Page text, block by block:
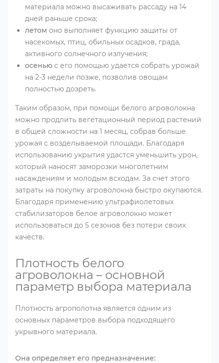
материала можно высаживать рассаду на 14
дней раньше срока;
летом оно выполняет функцию защиты от
насекомых, птиц, обильных осадков, града,
активного солнечного излучения;
осенью с его помощью удается собрать урожай
на 2-3 недели позже, позволив овощам
полностью дозреть.
Таким образом, при помощи белого агроволокна
можно продлить вегетационный период растений
в общей сложности на 1 месяц, собрав больше
урожая с возделываемой площади. Благодаря
использованию укрытия удастся уменьшить урон,
который наносят заморозки многолетним
насаждениям и молодым всходам. За счет этого
затраты на покупку агроволокна быстро окупаются.
Благодаря применению ультрафиолетовых
стабилизаторов белое агроволокно может
использоваться до 5 сезонов без потери своих
качеств.
Плотность белого
агроволокна – основной
параметр выбора материала
Плотность агрополотна является одним из
основных параметров выбора подходящего
укрывного материала.
Она определяет его предназначение: